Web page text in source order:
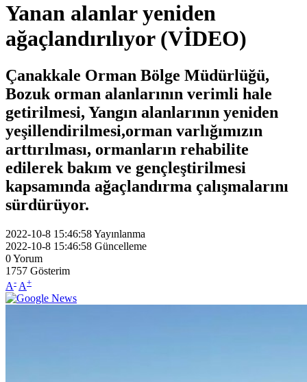
Yanan alanlar yeniden
ağaçlandırılıyor (VİDEO)
Çanakkale Orman Bölge Müdürlüğü,
Bozuk orman alanlarının verimli hale
getirilmesi, Yangın alanlarının yeniden
yeşillendirilmesi,orman varlığımızın
arttırılması, ormanların rehabilite
edilerek bakım ve gençleştirilmesi
kapsamında ağaçlandırma çalışmalarını
sürdürüyor.
2022-10-8 15:46:58Yayınlanma
2022-10-8 15:46:58 Güncelleme
0Yorum
1757 Gösterim
A- A+